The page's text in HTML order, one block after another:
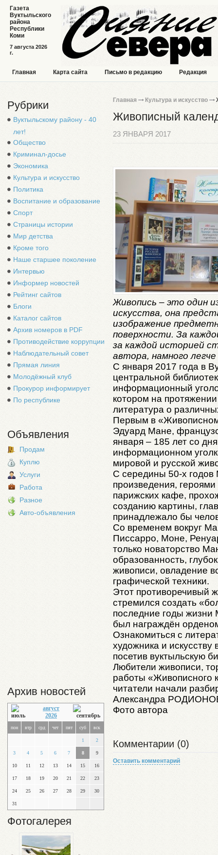
7 августа 2026
г.
Газета
Вуктыльского
района
Республики
Коми
Главная Карта сайта Письмо в редакцию Редакция
Рубрики
Вуктыльскому району - 40
лет!
Общество
Криминал-досье
Экономика
Культура и искусство
Политика
Воспитание и образование
Спорт
Страницы истории
Мир детства
Кроме того
Наше старшее поколение
Интервью
Информер новостей
Рейтинг сайтов
Блоги
Каталог сайтов
Архив номеров в PDF
Противодействие коррупции
Наблюдательный совет
Прямая линия
Молодёжный клуб
Прокурор информирует
По республике
Объявления
Продам
Куплю
Услуги
Работа
Разное
Авто-объявления
Архив новостей
август
2026
пон втр срд чет пят суб вск
1 2
3 4 5 6 7 8 9
10 11 12 13 14 15 16
17 18 19 20 21 22 23
24 25 26 27 28 29 30
31
Фотогалерея
Главная Культура и искусство
Живописный
23 ЯНВАРЯ 2017
Живопись – это один
искусства, она
изображение
поверхности. За
за каждой историей
автора, намного
С января 2017 года в
центральной
информационный
котором на
литература о
Первым в
Эдуард Мане,
января – 185 лет со
информационном
мировой и русской
С середины 50-х
произведения,
парижских кафе,
созданию картины,
принадлежало бы
Со временем вокруг
Писсарро, Моне,
только новаторство
образованность,
живописи, овладение
графической техники.
Этот противоречивый
стремился создать
последние годы
был награждён
Ознакомиться с
художника и
посетив вуктыльскую
Любители живописи,
работы «Живописного
читатели начали
Александра
Фото автора
Комментарии (0)
Оставить комментарий